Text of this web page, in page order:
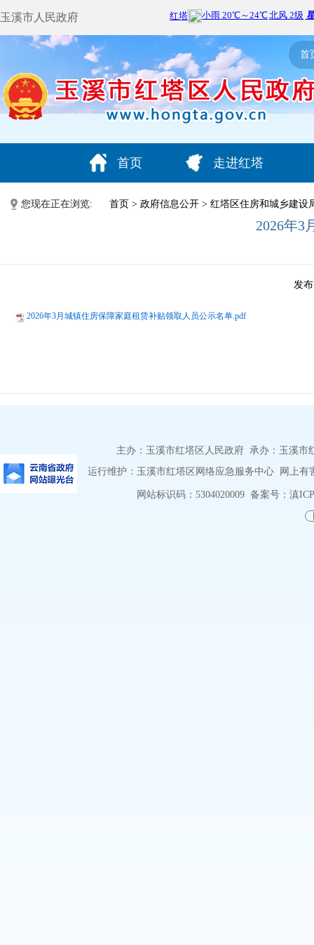
玉溪市人民政府
首
首页 走进红塔
您现在正在浏览: 首页 > 政府信息公开 > 红塔区住房和城乡建设
2026年3
发
2026年3月城镇住房保障家庭租赁补贴领取人员公示名单.pdf
主办：玉溪市红塔区人民政府 承办：玉溪市
运行维护：玉溪市红塔区网络应急服务中心 网上有
网站标识码：5304020009备案号：滇